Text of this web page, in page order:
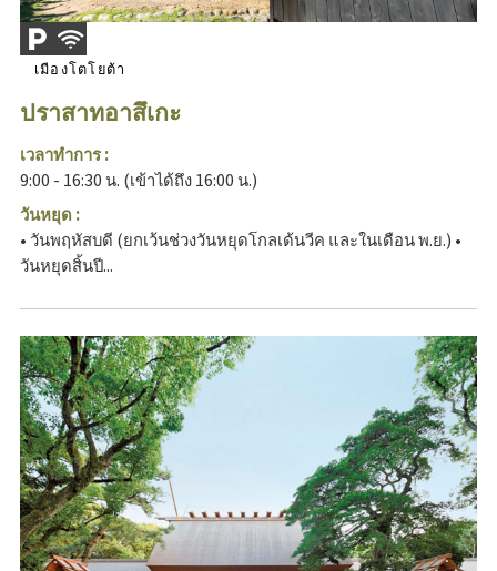
เมืองโตโยต้า
ปราสาทอาสึเกะ
เวลาทำการ :
9:00 - 16:30 น. (เข้าได้ถึง 16:00 น.)
วันหยุด :
• วันพฤหัสบดี (ยกเว้นช่วงวันหยุดโกลเด้นวีค และในเดือน พ.ย.) •
วันหยุดสิ้นปี...